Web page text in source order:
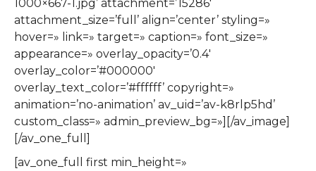
1000×667-1.jpg’ attachment=’15286′
attachment_size=’full’ align=’center’ styling=»
hover=» link=» target=» caption=» font_size=»
appearance=» overlay_opacity=’0.4′
overlay_color=’#000000′
overlay_text_color=’#ffffff’ copyright=»
animation=’no-animation’ av_uid=’av-k8rlp5hd’
custom_class=» admin_preview_bg=»][/av_image]
[/av_one_full]
[av_one_full first min_height=»